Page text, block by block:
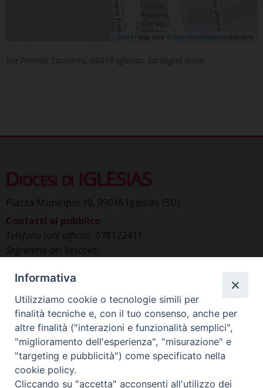
Leaflet | Map data © OpenStreetMap contributors
Via Tenente Cacciarru, 09016 Iglesias, Sardegna Italia
Diocesi di IGLESIAS
Piazza Municipio 10, 09016 Iglesias (SU)
Contatti al pubblico
Telefono (ore ufficio): 078122411
Segreteria del Vescovo:
Uffici di Curia:curia_iglesias@libero.it
Cancelleria (richiesta documenti):
canc.curia.iglesias@tiscali.it
Comunicazione & media (ufficio stampa):
ucs.iglesias@gmail.com
Informativa
Utilizziamo cookie o tecnologie simili per
finalità tecniche e, con il tuo consenso, anche per
altre finalità ("interazioni e funzionalità semplici",
"miglioramento dell'esperienza", "misurazione" e
"targeting e pubblicità") come specificato nella
cookie policy.
Cliccando su "accetta" acconsenti all'utilizzo dei